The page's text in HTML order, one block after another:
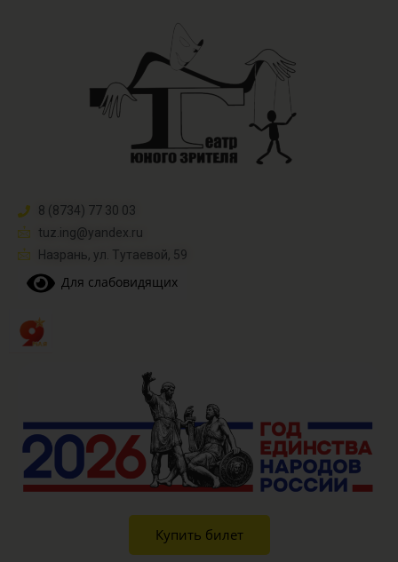
8 (8734) 77 30 03
tuz.ing@yandex.ru​
Назрань, ул. Тутаевой, 59
Для слабовидящих
Купить билет